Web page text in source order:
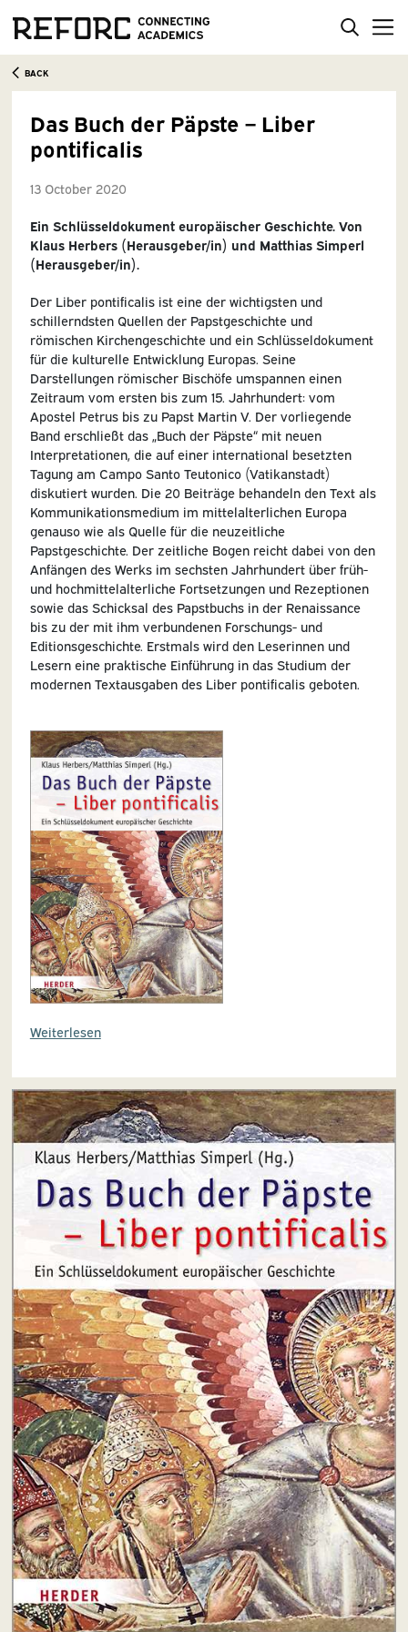
BACK
Das Buch der Päpste – Liber
pontificalis
13 October 2020
Ein Schlüsseldokument europäischer Geschichte. Von
Klaus Herbers (Herausgeber/in) und Matthias Simperl
(Herausgeber/in).
Der Liber pontificalis ist eine der wichtigsten und
schillerndsten Quellen der Papstgeschichte und
römischen Kirchengeschichte und ein Schlüsseldokument
für die kulturelle Entwicklung Europas. Seine
Darstellungen römischer Bischöfe umspannen einen
Zeitraum vom ersten bis zum 15. Jahrhundert: vom
Apostel Petrus bis zu Papst Martin V. Der vorliegende
Band erschließt das „Buch der Päpste“ mit neuen
Interpretationen, die auf einer international besetzten
Tagung am Campo Santo Teutonico (Vatikanstadt)
diskutiert wurden. Die 20 Beiträge behandeln den Text als
Kommunikationsmedium im mittelalterlichen Europa
genauso wie als Quelle für die neuzeitliche
Papstgeschichte. Der zeitliche Bogen reicht dabei von den
Anfängen des Werks im sechsten Jahrhundert über früh-
und hochmittelalterliche Fortsetzungen und Rezeptionen
sowie das Schicksal des Papstbuchs in der Renaissance
bis zu der mit ihm verbundenen Forschungs- und
Editionsgeschichte. Erstmals wird den Leserinnen und
Lesern eine praktische Einführung in das Studium der
modernen Textausgaben des Liber pontificalis geboten.
Weiterlesen